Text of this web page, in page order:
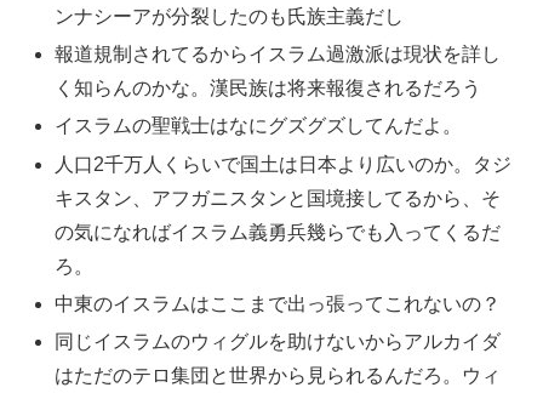
ンナシーアが分裂したのも氏族主義だし
報道規制されてるからイスラム過激派は現状を詳し
く知らんのかな。漢民族は将来報復されるだろう
イスラムの聖戦士はなにグズグズしてんだよ。
人口2千万人くらいで国土は日本より広いのか。タジ
キスタン、アフガニスタンと国境接してるから、そ
の気になればイスラム義勇兵幾らでも入ってくるだ
ろ。
中東のイスラムはここまで出っ張ってこれないの？
同じイスラムのウィグルを助けないからアルカイダ
はただのテロ集団と世界から見られるんだろ。ウィ